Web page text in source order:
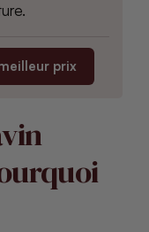
prix